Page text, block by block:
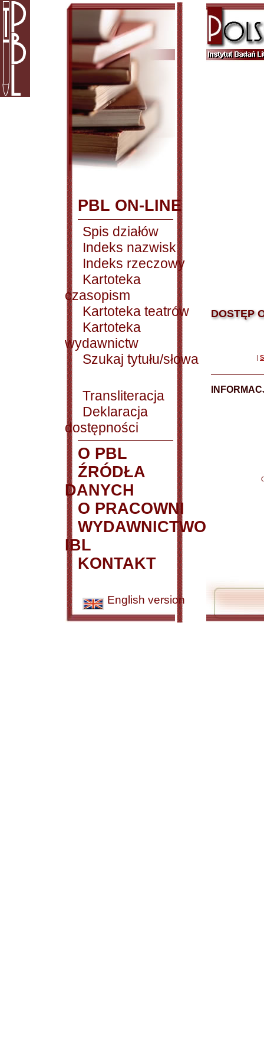
PBL ON-LINE
Spis działów
Indeks nazwisk
Indeks rzeczowy
Kartoteka
czasopism
Kartoteka teatrów
Kartoteka
wydawnictw
Szukaj tytułu/słowa
Transliteracja
Deklaracja
dostępności
O PBL
ŹRÓDŁA
DANYCH
O PRACOWNI
WYDAWNICTWO
IBL
KONTAKT
English version
DOSTĘP
|